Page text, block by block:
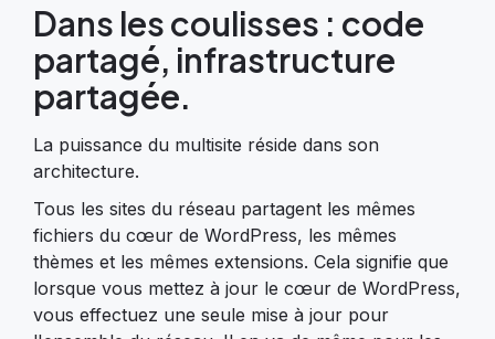
Dans les coulisses : code
partagé, infrastructure
partagée.
La puissance du multisite réside dans son
architecture.
Tous les sites du réseau partagent les mêmes
fichiers du cœur de WordPress, les mêmes
thèmes et les mêmes extensions. Cela signifie que
lorsque vous mettez à jour le cœur de WordPress,
vous effectuez une seule mise à jour pour